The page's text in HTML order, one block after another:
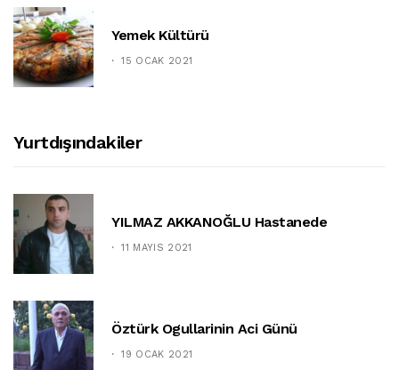
Yemek Kültürü
15 OCAK 2021
Yurtdışındakiler
YILMAZ AKKANOĞLU Hastanede
11 MAYIS 2021
Öztürk Ogullarinin Aci Günü
19 OCAK 2021